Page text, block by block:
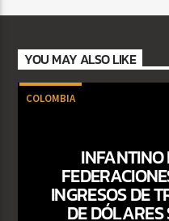
YOU MAY ALSO LIKE
COLOMBIA
INGRESOS DE
DE